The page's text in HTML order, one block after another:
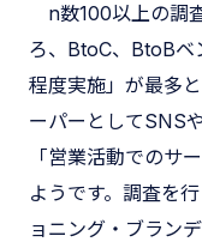
n数100以上の調
ろ、BtoC、BtoBベ
程度実施」が最多
ーパーとしてSNS
「営業活動でのサ
ようです。調査を
ョニング・ブラン